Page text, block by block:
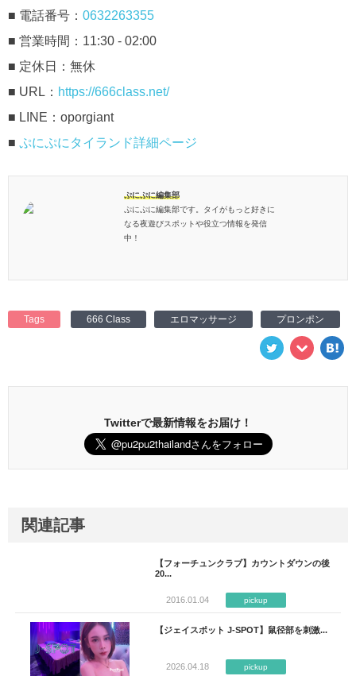
■ 電話番号： 0632263355
■ 営業時間：11:30 - 02:00
■ 定休日：無休
■ URL： https://666class.net/
■ LINE：oporgiant
■ ぷにぷにタイランド詳細ページ
ぷにぷに編集部
ぷにぷに編集部です。タイがもっと好きに
なる夜遊びスポットや役立つ情報を発信
中！
Tags 666 Class エロマッサージ プロンポン
Twitterで最新情報をお届け！
関連記事
【フォーチュンクラブ】カウントダウンの後
20...
2016.01.04 pickup
【ジェイスポット J-SPOT】鼠径部を刺激...
2026.04.18 pickup